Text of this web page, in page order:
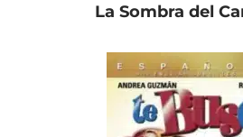
La Sombra del